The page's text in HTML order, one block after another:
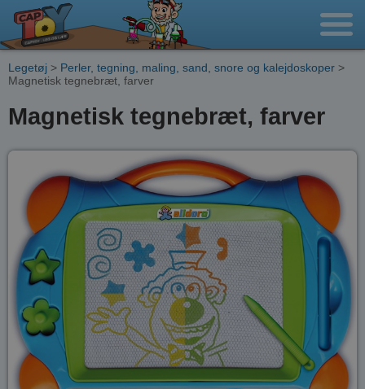
Legetøj > Perler, tegning, maling, sand, snore og kalejdoskoper >
Magnetisk tegnebræt, farver
Magnetisk tegnebræt, farver